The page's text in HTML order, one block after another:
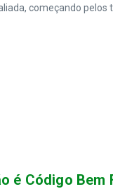
começando pelos
é Código